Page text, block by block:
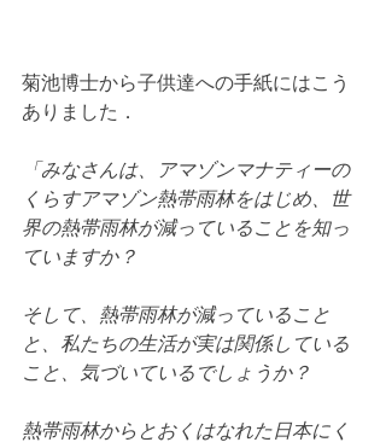
菊池博士から子供達への手紙にはこう
ありました．
「みなさんは、アマゾンマナティーの
くらすアマゾン熱帯雨林をはじめ、世
界の熱帯雨林が減っていることを知っ
ていますか？
そして、熱帯雨林が減っていること
と、私たちの生活が実は関係している
こと、気づいているでしょうか？
熱帯雨林からとおくはなれた日本にく